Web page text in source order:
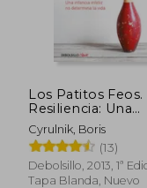
15%
dcto.
Los Patitos Feos.
Resiliencia: Una
Infancia Infeliz No
Determina La
Ug Ly Ducklings
Cyrulnik, Boris
(13)
Debolsillo, 2013, 1ª
Tapa Blanda, Nuevo